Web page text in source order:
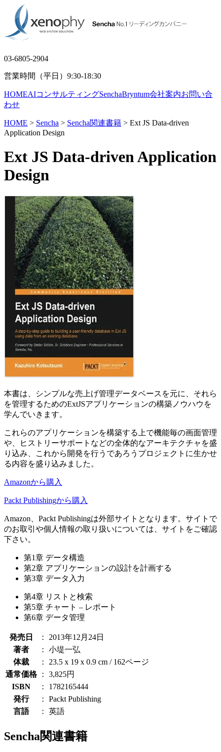
03-6805-2904
営業時間（平日）9:30-18:30
HOMEAIコンサルティングSenchaBryntum会社案内お問い合
わせ
HOME > Sencha > Sencha関連書籍 > Ext JS Data-driven
Application Design
Ext JS Data-driven Application
Design
本書は、シンプルな売上げ管理データベースを元に、それら
を管理するためのExtJSアプリケーションの構築ノウハウを
学んでいきます。
これらのアプリケーションを構築する上で機能毎の画面管理
や、ヒストリーサポートなどの全体的なアーキテクチャを盛
り込み、これから開発を行うであろうプロジェクトに生かせ
る内容を盛り込みました。
Amazonから購入
Packt Publishingから購入
Amazon、Packt Publishingは外部サイトとなります。サイトで
のお取引や個人情報の取り扱いについては、サイトをご確認
下さい。
第1章 データ構造
第2章 アプリケーションの設計を計画する
第3章 データ入力
第4章 リストと検索
第5章 チャート – レポート
第6章 データ管理
発売日 ：
2013年12月24日
著者
：
小堤一弘
体裁
：
23.5 x 19 x 0.9 cm / 162ページ
通常価格
：
3,825円
ISBN
：
1782165444
発行
：
Packt Publishing
言語
： 英語
Sencha関連書籍